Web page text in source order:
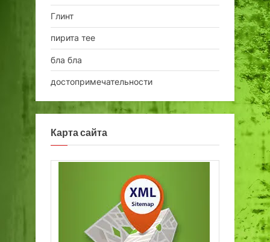
Глинт
пирита тее
бла бла
достопримечательности
Карта сайта